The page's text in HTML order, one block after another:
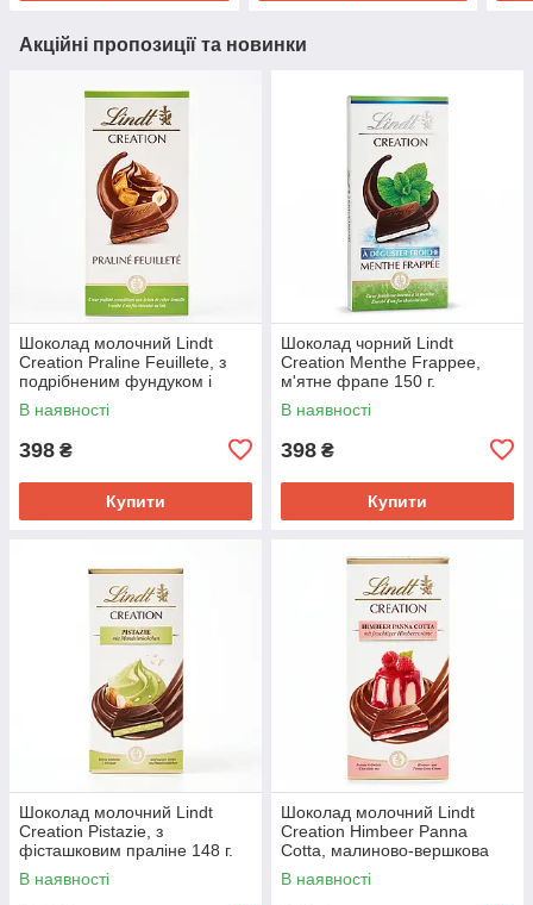
Акційні пропозиції та новинки
Шоколад молочний Lindt
Creation Praline Feuillete, з
подрібненим фундуком і
вафлями 150 г.
В наявності
398 ₴
Купити
Шоколад чорний Lindt
Creation Menthe Frappee,
м'ятне фрапе 150 г.
В наявності
398 ₴
Купити
Шоколад молочний Lindt
Creation Pistazie, з
фісташковим праліне 148 г.
В наявності
Шоколад молочний Lindt
Creation Himbeer Panna
Cotta, малиново-вершкова
панакота 150 г.
В наявності